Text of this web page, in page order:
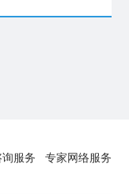
服务 专家网络服务